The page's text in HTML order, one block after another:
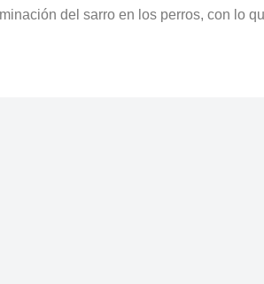
del sarro en los perros, con lo